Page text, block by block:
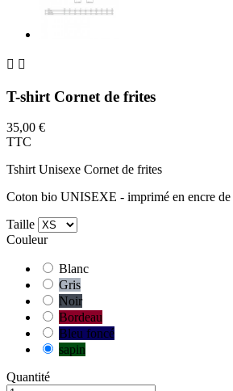
 
T-shirt Cornet de frites
35,00 €
TTC
Tshirt Unisexe Cornet de frites
Coton bio UNISEXE - imprimé en encre de
Taille
Couleur
Blanc
Gris
Noir
Bordeau
Bleu foncé
sapin
Quantité